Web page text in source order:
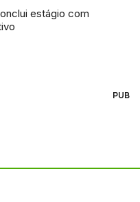
estágio com
PUB